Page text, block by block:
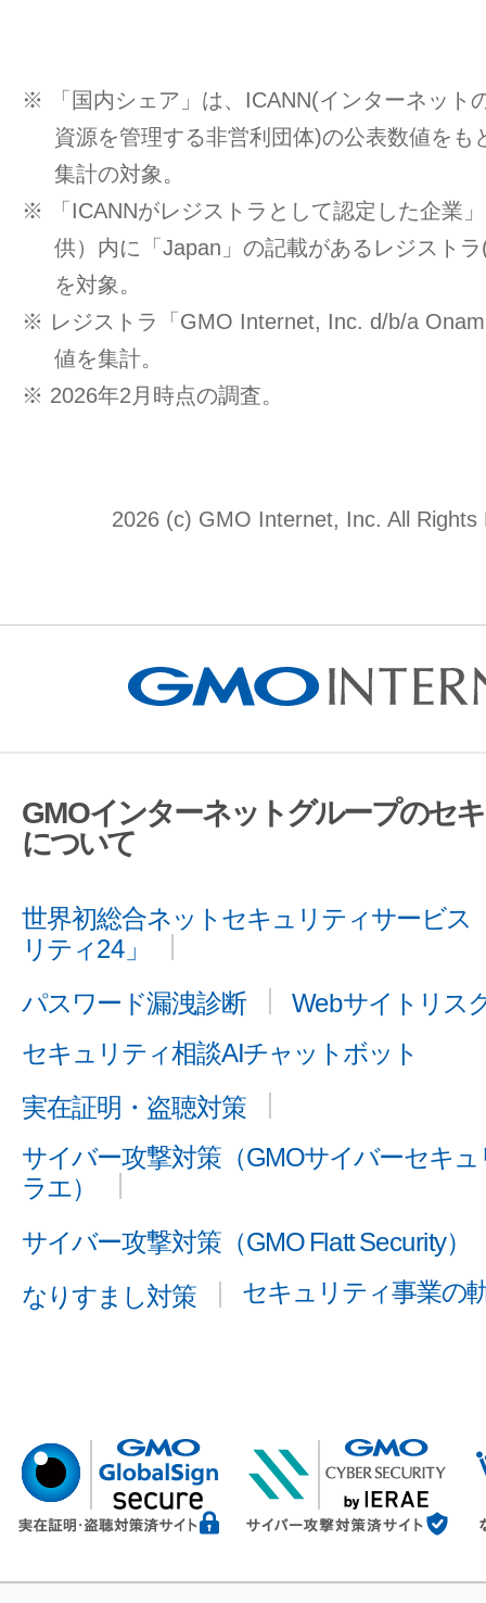
※ 「国内シェア」は、ICANN(インターネット
資源を管理する非営利団体)の公表数値をも
集計の対象。
※ 「ICANNがレジストラとして認定した企業
供）内に「Japan」の記載があるレジスト
を対象。
※ レジストラ「GMO Internet, Inc. d/b/a
値を集計。
※ 2026年2月時点の調査。
2026 (c) GMO Internet, Inc. All Rights
GMOインターネットグループのセ
について
世界初総合ネットセキュリティサービス
リティ24」
パスワード漏洩診断
Webサイトリス
セキュリティ相談AIチャットボット
実在証明・盗聴対策
サイバー攻撃対策（GMOサイバーセキ
ラエ）
サイバー攻撃対策（GMO Flatt Security）
なりすまし対策
セキュリティ事業の